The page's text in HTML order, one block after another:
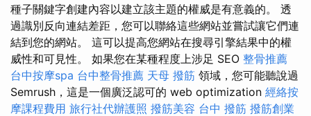
種子關鍵字創建內容以建立該主題的權威是有意義的。 透
過識別反向連結差距，您可以聯絡這些網站並嘗試讓它們連
結到您的網站。 這可以提高您網站在搜尋引擎結果中的權
威性和可見性。 如果您在某種程度上涉足 SEO 整骨推薦
台中按摩spa 台中整骨推薦 天母 撥筋 領域，您可能聽說過
Semrush，這是一個廣泛認可的 web optimization 經絡按
摩課程費用 旅行社代辦護照 撥筋美容 台中 撥筋 撥筋創業